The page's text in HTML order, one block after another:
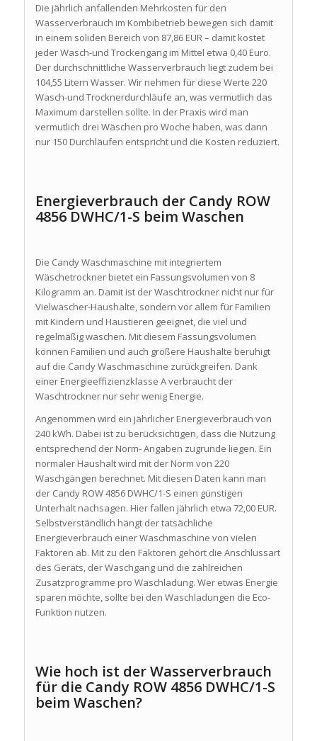
Die jährlich anfallenden Mehrkosten für den
Wasserverbrauch im Kombibetrieb bewegen sich damit
in einem soliden Bereich von 87,86 EUR – damit kostet
jeder Wasch-und Trockengang im Mittel etwa 0,40 Euro.
Der durchschnittliche Wasserverbrauch liegt zudem bei
104,55 Litern Wasser. Wir nehmen für diese Werte 220
Wasch-und Trocknerdurchläufe an, was vermutlich das
Maximum darstellen sollte. In der Praxis wird man
vermutlich drei Wäschen pro Woche haben, was dann
nur 150 Durchläufen entspricht und die Kosten reduziert.
Energieverbrauch der Candy ROW
4856 DWHC/1-S beim Waschen
Die Candy Waschmaschine mit integriertem
Wäschetrockner bietet ein Fassungsvolumen von 8
Kilogramm an. Damit ist der Waschtrockner nicht nur für
Vielwascher-Haushalte, sondern vor allem für Familien
mit Kindern und Haustieren geeignet, die viel und
regelmäßig waschen. Mit diesem Fassungsvolumen
können Familien und auch größere Haushalte beruhigt
auf die Candy Waschmaschine zurückgreifen. Dank
einer Energieeffizienzklasse A verbraucht der
Waschtrockner nur sehr wenig Energie.
Angenommen wird ein jährlicher Energieverbrauch von
240 kWh. Dabei ist zu berücksichtigen, dass die Nutzung
entsprechend der Norm- Angaben zugrunde liegen. Ein
normaler Haushalt wird mit der Norm von 220
Waschgängen berechnet. Mit diesen Daten kann man
der Candy ROW 4856 DWHC/1-S einen günstigen
Unterhalt nachsagen. Hier fallen jährlich etwa 72,00 EUR.
Selbstverständlich hängt der tatsächliche
Energieverbrauch einer Waschmaschine von vielen
Faktoren ab. Mit zu den Faktoren gehört die Anschlussart
des Geräts, der Waschgang und die zahlreichen
Zusatzprogramme pro Waschladung. Wer etwas Energie
sparen möchte, sollte bei den Waschladungen die Eco-
Funktion nutzen.
Wie hoch ist der Wasserverbrauch
für die Candy ROW 4856 DWHC/1-S
beim Waschen?